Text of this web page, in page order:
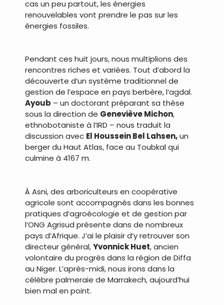
cas un peu partout, les énergies
renouvelables vont prendre le pas sur les
énergies fossiles.
Pendant ces huit jours, nous multiplions des
rencontres riches et variées. Tout d’abord la
découverte d’un système traditionnel de
gestion de l’espace en pays berbère, l’agdal.
Ayoub – un doctorant préparant sa thèse
sous la direction de Geneviève Michon,
ethnobotaniste à l’IRD – nous traduit la
discussion avec El Houssein Bel Lahsen,un
berger du Haut Atlas, face au Toubkal qui
culmine à 4167 m.
À Asni, des arboriculteurs en coopérative
agricole sont accompagnés dans les bonnes
pratiques d’agroécologie et de gestion par
l’ONG Agrisud présente dans de nombreux
pays d’Afrique. J’ai le plaisir d’y retrouver son
directeur général,Yvonnick Huet, ancien
volontaire du progrès dans la région de Diffa
au Niger. L’après-midi, nous irons dans la
célèbre palmeraie de Marrakech, aujourd’hui
bien mal en point.